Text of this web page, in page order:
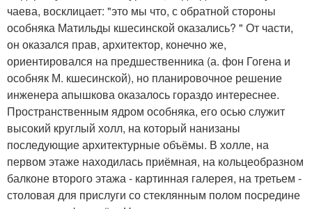
чаева, восклицает: "это мы что, с обратной стороны
особняка Матильды кшесинской оказались? " От части,
он оказался прав, архитектор, конечно же,
ориентировался на предшественника (а. фон Гогена и
особняк М. кшесинской), но планировочное решение
инженера апышкова оказалось гораздо интереснее.
Пространственным ядром особняка, его осью служит
высокий круглый холл, на который нанизаны
последующие архитектурные объёмы. В холле, на
первом этаже находилась приёмная, на кольцеобразном
балконе второго этажа - картинная галерея, на третьем -
столовая для прислуги со стеклянным полом посредине